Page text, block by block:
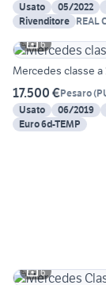
Usato
05/2022
Rivenditore REAL
6
Mercedes classe a
17.500 €Pesaro(
Usato
06/2019
Euro 6d-TEMP
6